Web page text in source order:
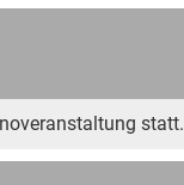
statt.